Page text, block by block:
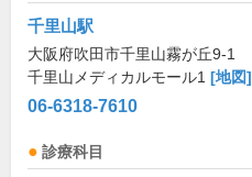
千里山駅
大阪府吹田市千里山霧が丘9-1
千里山メディカルモール1 [地図]
06-6318-7610
診療科目